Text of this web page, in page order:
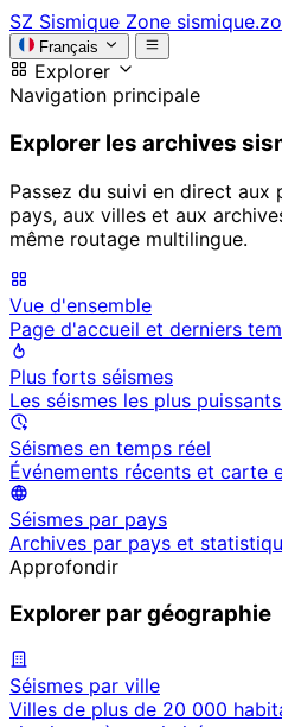
SZ Sismique Zone
Français
Explorer
Navigation principale
Explorer les archives
Passez du suivi en direct aux
pays, aux villes et aux
même routage multilingue.
Vue d'ensemble
Page d'accueil et derniers
Plus forts séismes
Les séismes les plus
Séismes en temps réel
Événements récents et carte
Séismes par pays
Archives par pays et
Approfondir
Explorer par géographie
Séismes par ville
Villes de plus de 20 000